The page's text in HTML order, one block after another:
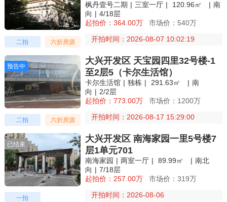
二拍 六折房源
枫丹壹号二期 | 三室一厅 | 120.96㎡ | 南
向 | 4/18层
起拍价：364.00万
市场价：540万
开拍时间：2026-08-07 10:02:19
二拍 六折房源
大兴开发区 天宝园四里32号楼-1
至2层5（卡尔生活馆）
卡尔生活馆 | 独栋 | 291.63㎡ | 南
向 | 2/2层
起拍价：773.00万
市场价：1200万
开拍时间：2026-08-17 15:29:00
预告中
预告中
一拍
大兴开发区 南海家园一里5号楼7
层1单元701
南海家园 | 两室一厅 | 89.99㎡ | 南北
向 | 7/18层
起拍价：257.00万
市场价：319万
开拍时间：2026-08-06
已结束